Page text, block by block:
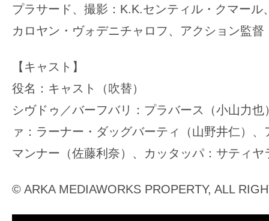
プラサード、撮影：K.K.センティル・クマール
カロヤン・ヴォデニチャロフ、アクション監
【キャスト】
役名：キャスト（吹替）
シヴドゥ／バーフバリ：プラバース（小山力
ァ：ラーナー・ダッグバーティ（山野井仁）
マンナー（佐藤利奈）、カッタッパ：サティヤ
© ARKA MEDIAWORKS PROPERTY, ALL